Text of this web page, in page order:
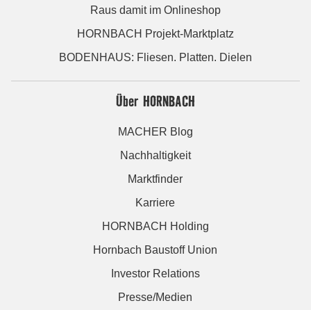
Raus damit im Onlineshop
HORNBACH Projekt-Marktplatz
BODENHAUS: Fliesen. Platten. Dielen
Über HORNBACH
MACHER Blog
Nachhaltigkeit
Marktfinder
Karriere
HORNBACH Holding
Hornbach Baustoff Union
Investor Relations
Presse/Medien